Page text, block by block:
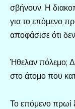
σβήνουν. Η
για το επόμενο
αποφάσισε ότι
Ήθελαν πόλεμο;
στο άτομο που
Το επόμενο πρωί